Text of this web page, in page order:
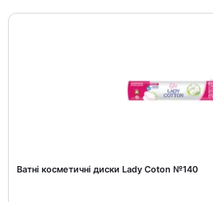
Ватні косметичні диски Lady Coton №140